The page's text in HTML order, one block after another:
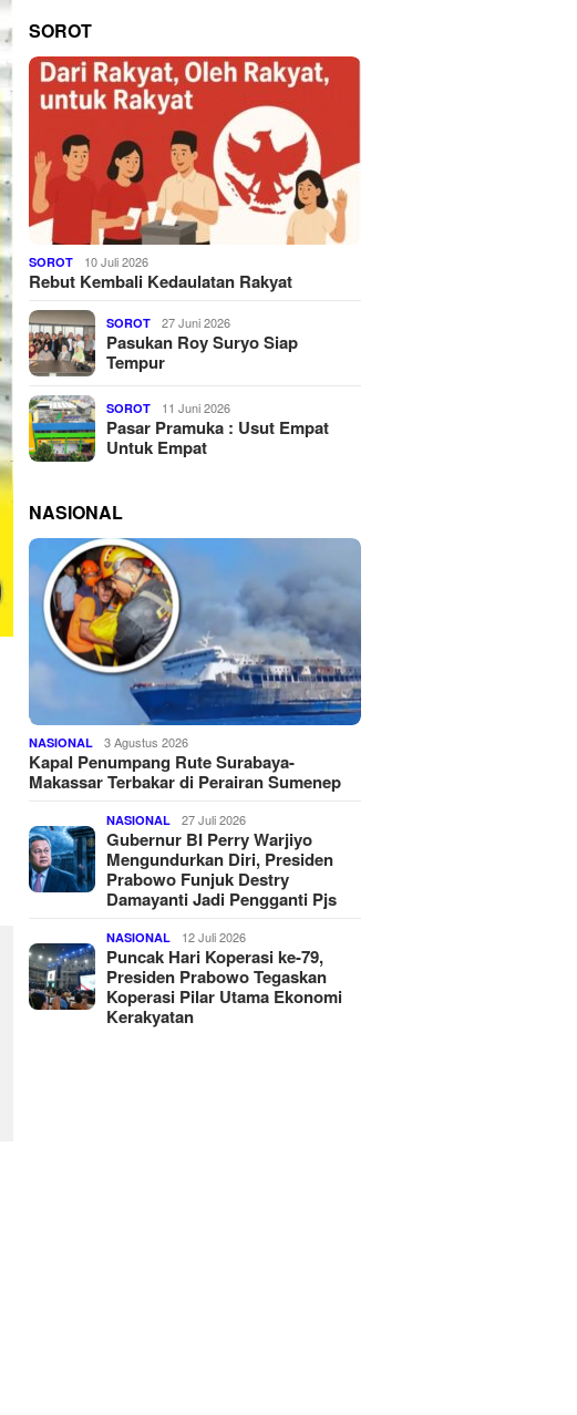
SOROT
SOROT 10 Juli 2026
Rebut Kembali Kedaulatan Rakyat
SOROT 27 Juni 2026
Pasukan Roy Suryo Siap
Tempur
SOROT 11 Juni 2026
Pasar Pramuka : Usut Empat
Untuk Empat
NASIONAL
NASIONAL 3 Agustus 2026
Kapal Penumpang Rute Surabaya-
Makassar Terbakar di Perairan Sumenep
NASIONAL 27 Juli 2026
Gubernur BI Perry Warjiyo
Mengundurkan Diri, Presiden
Prabowo Funjuk Destry
Damayanti Jadi Pengganti Pjs
NASIONAL 12 Juli 2026
Puncak Hari Koperasi ke-79,
Presiden Prabowo Tegaskan
Koperasi Pilar Utama Ekonomi
Kerakyatan